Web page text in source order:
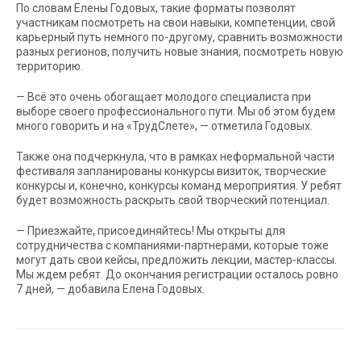
По словам Елены Годовых, такие форматы позволят
участникам посмотреть на свои навыки, компетенции, свой
карьерный путь немного по-другому, сравнить возможности
разных регионов, получить новые знания, посмотреть новую
территорию.
— Всё это очень обогащает молодого специалиста при
выборе своего профессионального пути. Мы об этом будем
много говорить и на «ТрудСлете», — отметила Годовых.
Также она подчеркнула, что в рамках неформальной части
фестиваля запланированы конкурсы визиток, творческие
конкурсы и, конечно, конкурсы команд мероприятия. У ребят
будет возможность раскрыть свой творческий потенциал.
— Приезжайте, присоединяйтесь! Мы открыты для
сотрудничества с компаниями-партнерами, которые тоже
могут дать свои кейсы, предложить лекции, мастер-классы.
Мы ждем ребят. До окончания регистрации осталось ровно
7 дней, — добавила Елена Годовых.